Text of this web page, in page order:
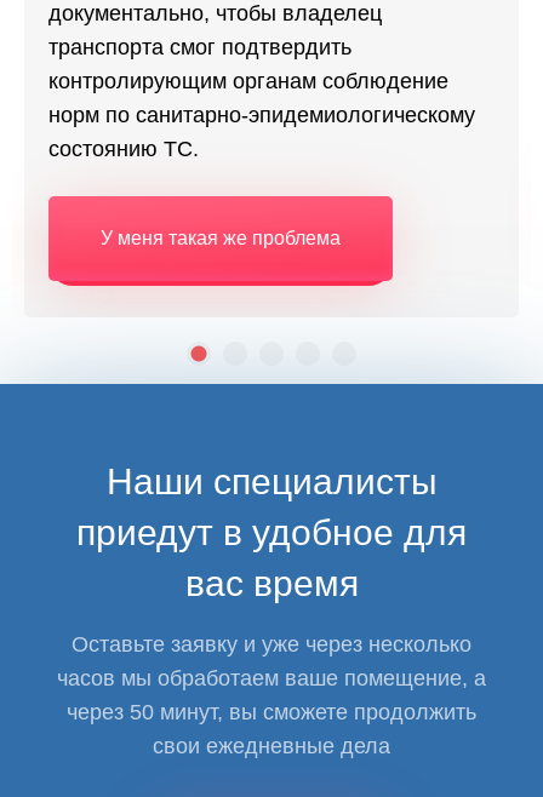
документально, чтобы владелец
транспорта смог подтвердить
контролирующим органам соблюдение
норм по санитарно-эпидемиологическому
состоянию ТС.
У меня такая же проблема
Наши специалисты
приедут в удобное для
вас время
Оставьте заявку и уже через несколько
часов мы обработаем ваше помещение, а
через 50 минут, вы сможете продолжить
свои ежедневные дела